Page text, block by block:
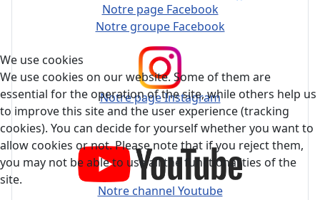
Notre page Facebook
Notre groupe Facebook
Notre page Instagram
Notre channel Youtube
We use cookies
We use cookies on our website. Some of them are
essential for the operation of the site, while others help us
to improve this site and the user experience (tracking
cookies). You can decide for yourself whether you want to
allow cookies or not. Please note that if you reject them,
you may not be able to use all the functionalities of the
site.